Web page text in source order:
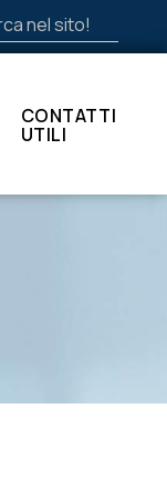
CONTATTI
UTILI